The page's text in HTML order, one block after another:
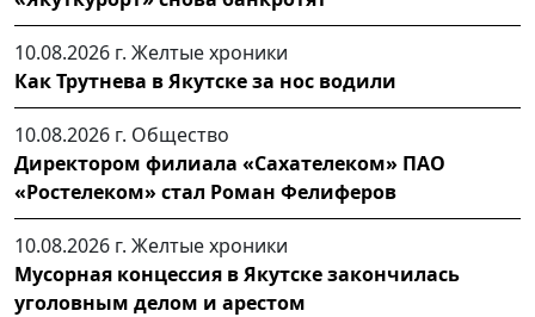
10.08.2026 г. Желтые хроники
Как Трутнева в Якутске за нос водили
10.08.2026 г. Общество
Директором филиала «Сахателеком» ПАО
«Ростелеком» стал Роман Фелиферов
10.08.2026 г. Желтые хроники
Мусорная концессия в Якутске закончилась
уголовным делом и арестом